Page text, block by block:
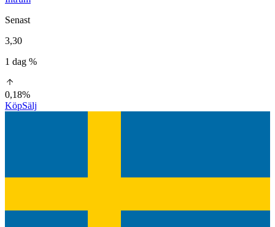
Senast
3,30
1 dag %
0,18%
KöpSälj